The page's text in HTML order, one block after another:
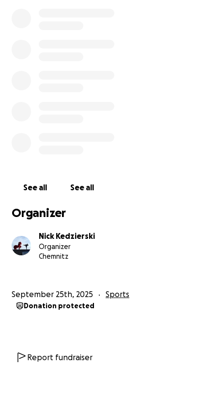
See all See all
Organizer
Nick Kedzierski
Organizer
Chemnitz
September 25th, 2025 Sports
Donation protected
Report fundraiser